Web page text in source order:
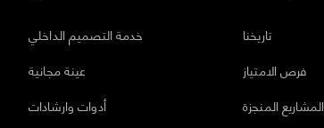
خدمة التصميم الداخلي
عينة مجانية
أدوات وارشادات
تاريخنا
فرص الامتياز
المشاريع المنجزة